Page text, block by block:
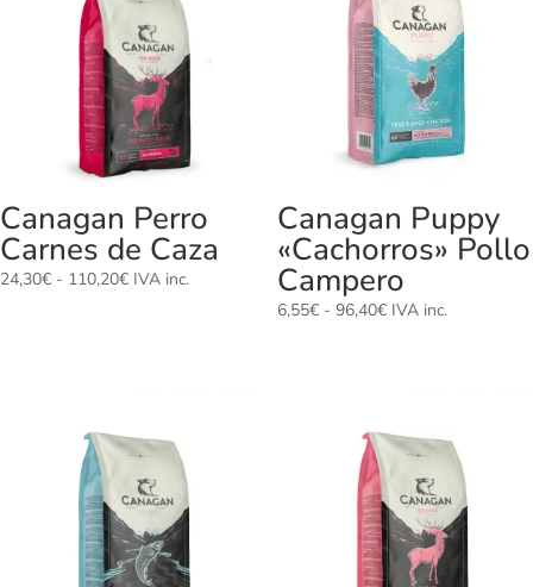
Canagan Perro
Carnes de Caza
24,30€ - 110,20€Rango
110,20€
IVA inc.
Canagan Puppy
«Cachorros» Pollo
Campero
6,55€ - 96,40€Rango
hasta
96,40€
IVA inc.